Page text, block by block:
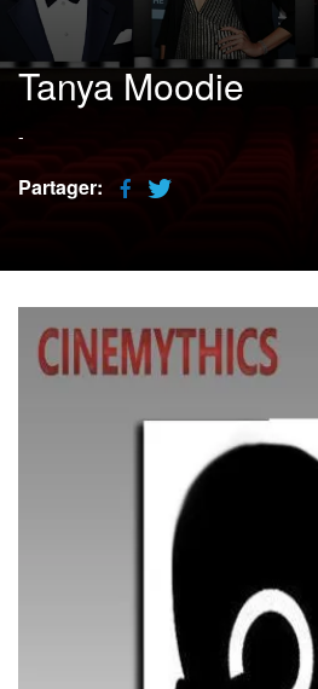
Tanya Moodie
-
Partager: